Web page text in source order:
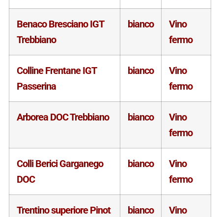
Benaco Bresciano IGT
Trebbiano
bianco
Vino
fermo
Colline Frentane IGT
Passerina
bianco
Vino
fermo
Arborea DOC Trebbiano bianco
Vino
fermo
Colli Berici Garganego
DOC
bianco
Vino
fermo
Trentino superiore Pinot
bianco
Vino